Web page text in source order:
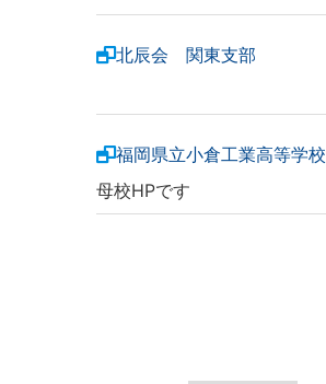
北辰会 関東支部
福岡県立小倉工業高等学校
母校HPです